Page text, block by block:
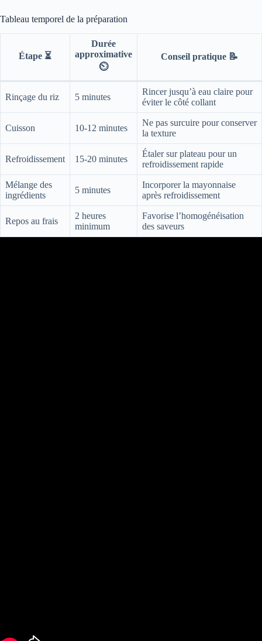
Tableau temporel de la préparation
Étape ⏳
Durée
approximative
⏲️
Conseil pratique 📝
Rinçage du riz 5 minutes
Rincer jusqu’à eau claire pour
éviter le côté collant
Cuisson 10-12 minutes
Ne pas surcuire pour conserver
la texture
Refroidissement 15-20 minutes
Étaler sur plateau pour un
refroidissement rapide
Mélange des
ingrédients
5 minutes
Incorporer la mayonnaise
après refroidissement
Repos au frais
2 heures
minimum
Favorise l’homogénéisation
des saveurs